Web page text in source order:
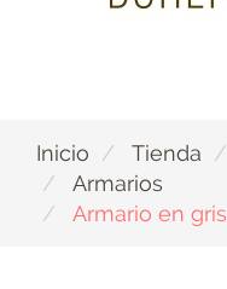
Inicio Tienda
Armarios
Armario en